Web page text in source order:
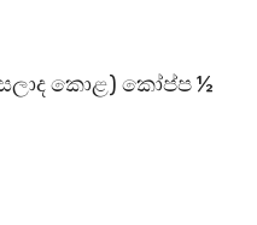
කොළ) කෝප්ප ½